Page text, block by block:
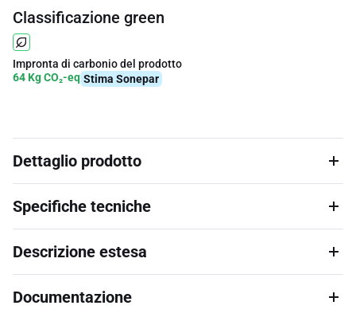
Classificazione green
Impronta di carbonio del prodotto
64 Kg CO₂-eq Stima Sonepar
Dettaglio prodotto
Specifiche tecniche
Descrizione estesa
Documentazione